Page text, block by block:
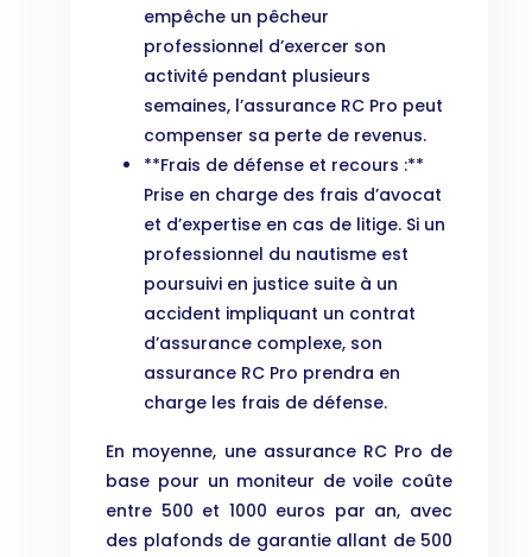
empêche un pêcheur
professionnel d’exercer son
activité pendant plusieurs
semaines, l’assurance RC Pro peut
compenser sa perte de revenus.
**Frais de défense et recours :**
Prise en charge des frais d’avocat
et d’expertise en cas de litige. Si un
professionnel du nautisme est
poursuivi en justice suite à un
accident impliquant un contrat
d’assurance complexe, son
assurance RC Pro prendra en
charge les frais de défense.
En moyenne, une assurance RC Pro de
base pour un moniteur de voile coûte
entre 500 et 1000 euros par an, avec
des plafonds de garantie allant de 500